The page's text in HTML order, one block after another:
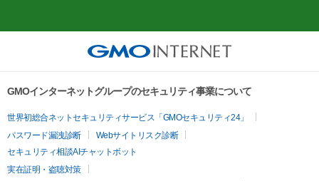
GMOインターネットグループのセキュリティ事業について
世界初総合ネットセキュリティサービス「GMOセキュリティ24」
パスワード漏洩診断
Webサイトリスク診断
セキュリティ相談AIチャットボット
実在証明・盗聴対策